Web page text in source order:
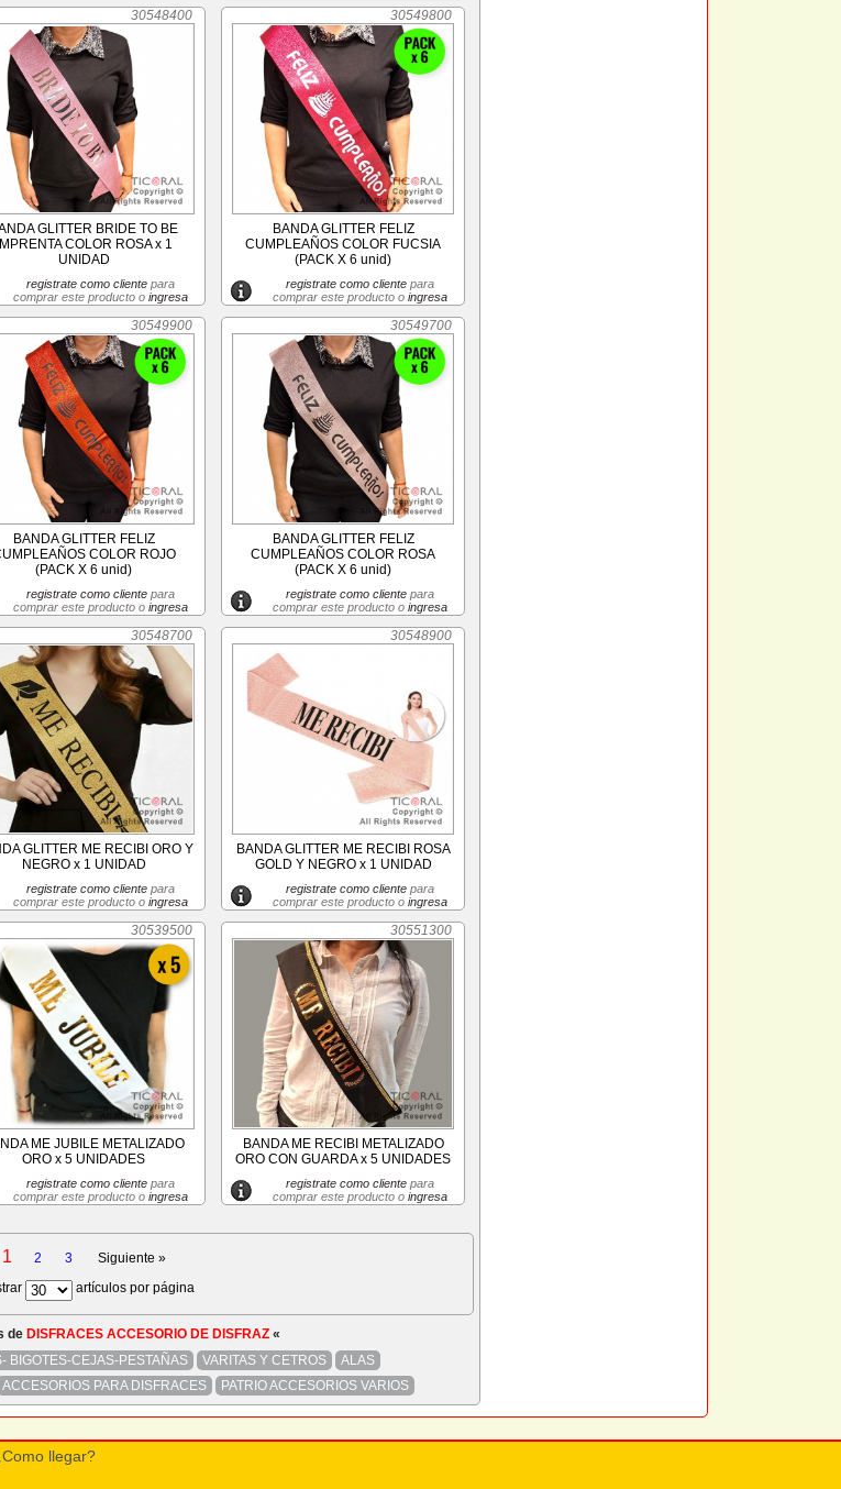
30548400
GLITTER BRIDE TO BE
IMPRENTA COLOR ROSA x 1
UNIDAD
registrate como clientepara
comprar este producto o ingresa
30549800
BANDA GLITTER FELIZ
CUMPLEAÑOS COLOR FUCSIA
(PACK X 6 unid)
registrate como clientepara
comprar este producto o ingresa
30549900
BANDA GLITTER FELIZ
COLOR ROJO
(PACK X 6 unid)
registrate como clientepara
comprar este producto o ingresa
30549700
BANDA GLITTER FELIZ
CUMPLEAÑOS COLOR ROSA
(PACK X 6 unid)
registrate como clientepara
comprar este producto o ingresa
30548700
GLITTER ME RECIBI ORO Y
NEGRO x 1 UNIDAD
registrate como clientepara
comprar este producto o ingresa
30548900
BANDA GLITTER ME RECIBI ROSA
GOLD Y NEGRO x 1 UNIDAD
registrate como clientepara
comprar este producto o ingresa
30539500
ME JUBILE METALIZADO
ORO x 5 UNIDADES
registrate como clientepara
comprar este producto o ingresa
30551300
BANDA ME RECIBI METALIZADO
ORO CON GUARDA x 5 UNIDADES
registrate como clientepara
comprar este producto o ingresa
1 2 3
Siguiente »
artículos por página
de DISFRACES ACCESORIO DE DISFRAZ«
BIGOTES-CEJAS-PESTAÑAS VARITAS Y CETROS
ALAS
ACCESORIOS PARA DISFRACES PATRIO ACCESORIOS VARIOS
llegar?